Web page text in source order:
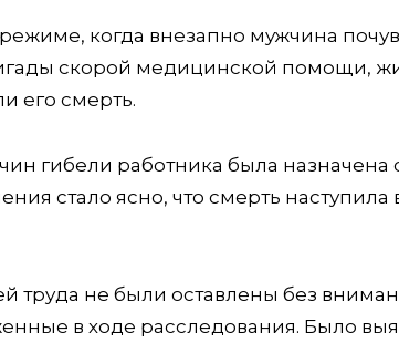
когда внезапно мужчина
скорой медицинской помощи,
его смерть.
гибели работника была
стало ясно, что смерть наступила
труда не были оставлены без
в ходе расследования. Было